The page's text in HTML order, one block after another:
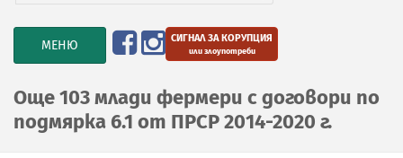
TOGGLE
NAVIGATION
МЕНЮ СИГНАЛ ЗА КОРУПЦИЯ
или злоупотреби
Още 103 млади фермери с договори по
подмярка 6.1 от ПРСР 2014-2020 г.